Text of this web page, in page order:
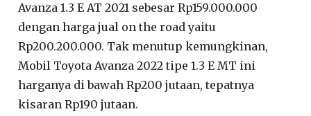
Avanza 1.3 E AT 2021 sebesar Rp159.000.000
dengan harga jual on the road yaitu
Rp200.200.000. Tak menutup kemungkinan,
Mobil Toyota Avanza 2022 tipe 1.3 E MT ini
harganya di bawah Rp200 jutaan, tepatnya
kisaran Rp190 jutaan.